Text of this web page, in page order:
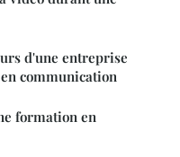
d'une entreprise
communication
formation en